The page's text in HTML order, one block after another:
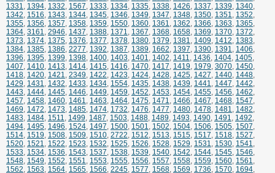
1331, 1394, 1332, 1567, 1333, 1334, 1335, 1338, 1426, 1337, 1339, 1340,
1342, 1516, 1343, 1344, 1345, 1346, 1349, 1347, 1348, 1350, 1351, 1352,
1355, 1356, 1357, 1358, 1359, 1550, 1360, 1361, 1362, 1366, 1363, 1365,
1364, 3161, 2946, 1437, 1388, 1371, 1367, 1368, 1658, 1369, 1370, 1372,
1373, 1374, 1375, 1376, 1377, 1378, 1380, 1379, 1381, 1409, 1412, 1383,
1384, 1385, 1386, 2277, 1392, 1387, 1389, 1662, 1397, 1390, 1391, 1406,
1396, 1395, 1399, 1398, 1400, 1403, 1401, 1402, 1411, 1436, 1404, 1405,
1407, 1410, 1413, 1414, 1415, 1416, 1470, 1417, 1419, 1979, 3070, 1450,
1418, 1420, 1421, 2349, 1422, 1423, 1424, 1428, 1425, 1427, 1440, 1448,
1429, 1431, 1432, 1433, 1434, 1554, 1435, 1438, 1439, 1441, 1447, 1442,
1443, 1444, 1445, 1446, 1449, 1459, 1452, 1453, 1454, 1455, 1456, 1462,
1457, 1458, 1460, 1461, 1463, 1464, 1475, 1471, 1466, 1467, 1468, 1547,
1469, 1472, 1473, 1485, 1474, 1732, 1476, 1477, 1480, 1478, 1481, 1482,
1483, 1484, 1511, 1499, 1487, 1503, 1488, 1489, 1493, 1490, 1491, 1492,
1494, 1495, 1496, 1524, 1497, 1500, 1501, 1502, 1504, 1506, 1505, 1507,
1514, 1519, 1508, 1509, 1510, 2722, 1512, 1513, 1515, 1517, 1518, 1527,
1520, 1521, 1522, 1523, 1532, 1525, 1526, 1528, 1529, 1531, 1530, 1541,
1533, 1534, 1536, 1543, 1537, 1538, 1539, 1540, 1542, 1544, 1545, 1546,
1548, 1549, 1552, 1551, 1553, 1555, 1556, 1557, 1558, 1559, 1560, 1561,
1562, 1563, 1564, 1565, 1566, 2245, 1577, 1568, 1569, 1736, 1570, 1694,